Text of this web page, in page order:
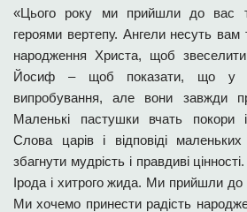
«Цього року ми прийшли до вас
героями вертепу. Ангели несуть вам
народження Христа, щоб
Йосиф – щоб показати, що у
випробування, але вони завжди
Маленькі пастушки вчать покори
Слова царів і відповіді
збагнути мудрість і правдиві
Ірода і хитрого жида. Ми прийшли
Ми хочемо принести радість